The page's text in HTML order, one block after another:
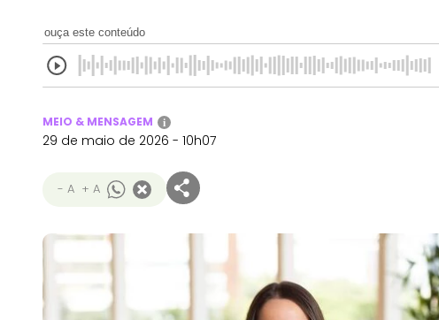
ouça este conteúdo
MEIO & MENSAGEM i
29 de maio de 2026 - 10h07
- A + A